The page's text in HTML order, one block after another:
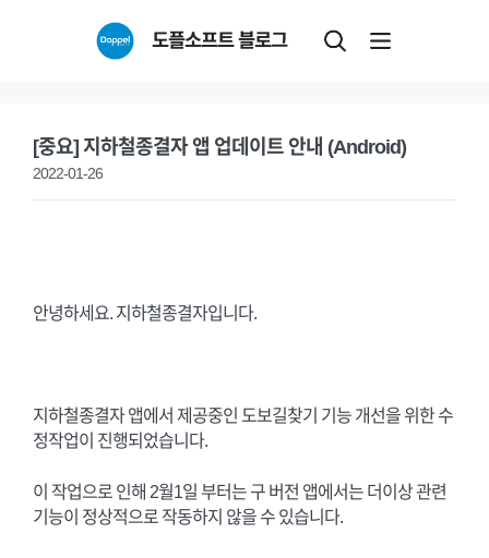
도플소프트 블로그
[중요] 지하철종결자 앱 업데이트 안내 (Android)
2022-01-26
안녕하세요. 지하철종결자입니다.
지하철종결자 앱에서 제공중인 도보길찾기 기능 개선을 위한 수
정작업이 진행되었습니다.
이 작업으로 인해 2월1일 부터는 구 버전 앱에서는 더이상 관련
기능이 정상적으로 작동하지 않을 수 있습니다.